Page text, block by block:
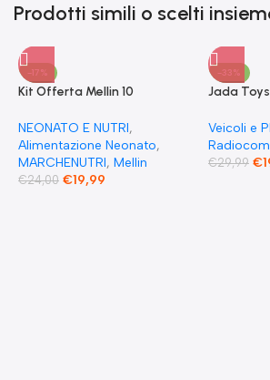
Prodotti simili o scelti
-17%
Kit Offerta Mellin 10
Verdure 2 Pesce 2 Frutta e 1
Biscotto Granulato
NEONATO E NUTRI,
Alimentazione Neonato,
MARCHENUTRI, Mellin
€24,00 €19,99
-33%
Jada
Charger
Veicoli e
€29,99 €